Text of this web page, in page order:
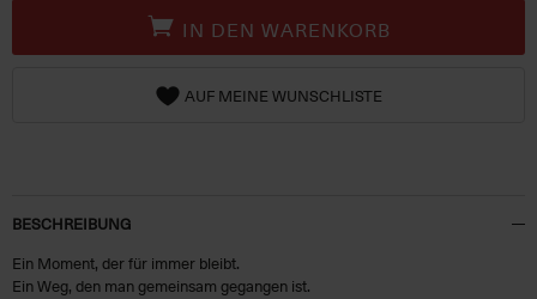
IN DEN WARENKORB
AUF MEINE WUNSCHLISTE
BESCHREIBUNG
Ein Moment, der für immer bleibt.
Ein Weg, den man gemeinsam gegangen ist.